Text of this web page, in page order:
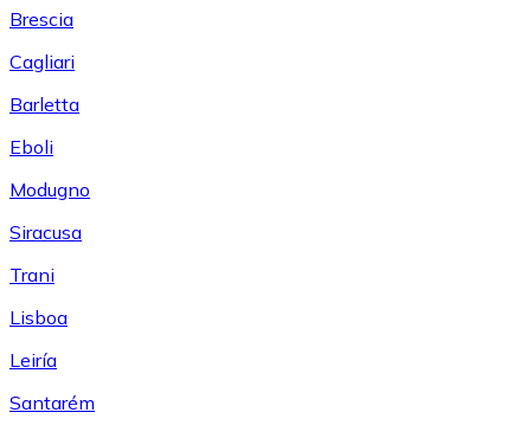
Brescia
Cagliari
Barletta
Eboli
Modugno
Siracusa
Trani
Lisboa
Leiría
Santarém